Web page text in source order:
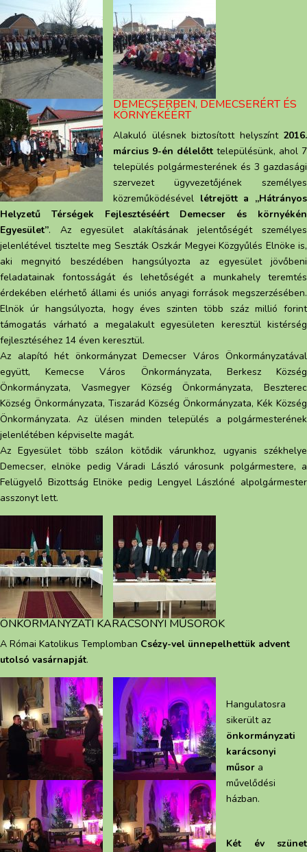
DEMECSERBEN, DEMECSERÉRT ÉS
KÖRNYÉKÉÉRT
Alakuló ülésnek biztosított helyszínt 2016.
március 9-én délelőtt településünk, ahol 7
település polgármesterének és 3 gazdasági
szervezet ügyvezetőjének személyes
közreműködésével létrejött a „Hátrányos
Helyzetű Térségek Fejlesztéséért Demecser és környékén
Egyesület”. Az egyesület alakításának jelentőségét személyes
jelenlétével tisztelte meg Seszták Oszkár Megyei Közgyűlés Elnöke is,
aki megnyitó beszédében hangsúlyozta az egyesület jövőbeni
feladatainak fontosságát és lehetőségét a munkahely teremtés
érdekében elérhető állami és uniós anyagi források megszerzésében.
Elnök úr hangsúlyozta, hogy éves szinten több száz millió forint
támogatás várható a megalakult egyesületen keresztül kistérség
fejlesztéséhez 14 éven keresztül.
Az alapító hét önkormányzat Demecser Város Önkormányzatával
együtt, Kemecse Város Önkormányzata, Berkesz Község
Önkormányzata, Vasmegyer Község Önkormányzata, Beszterec
Község Önkormányzata, Tiszarád Község Önkormányzata, Kék Község
Önkormányzata. Az ülésen minden település a polgármesterének
jelenlétében képviselte magát.
Az Egyesület több szálon kötődik várunkhoz, ugyanis székhelye
Demecser, elnöke pedig Váradi László városunk polgármestere, a
Felügyelő Bizottság Elnöke pedig Lengyel Lászlóné alpolgármester
asszonyt lett.
ÖNKORMÁNYZATI KARÁCSONYI MŰSOROK
A Római Katolikus Templomban Csézy-vel ünnepelhettük advent
utolsó vasárnapját.
Hangulatosra
sikerült az
önkormányzati
karácsonyi
műsor a
művelődési
házban.
Két év szünet